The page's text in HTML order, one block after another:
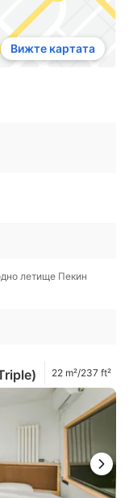
Вижте картата
летище Пекин
22 m²/237 ft²